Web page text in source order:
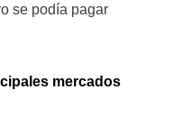
se podía pagar
mercados